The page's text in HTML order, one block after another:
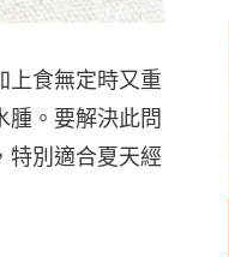
上食無定時又重
腫。要解決此問
特別適合夏天經